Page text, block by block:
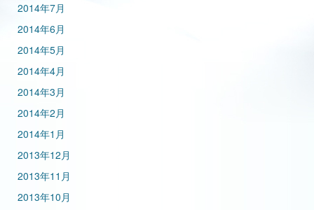
2014年7月
2014年6月
2014年5月
2014年4月
2014年3月
2014年2月
2014年1月
2013年12月
2013年11月
2013年10月